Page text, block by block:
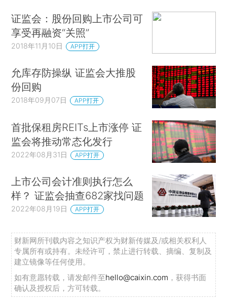
证监会：股份回购上市公司可
享受再融资“关照”
2018年11月10日 APP打开
允库存防操纵 证监会大推股
份回购
2018年09月07日 APP打开
首批保租房REITs上市涨停 证
监会将推动常态化发行
2022年08月31日 APP打开
上市公司会计准则执行怎么
样？ 证监会抽查682家找问题
2022年08月19日 APP打开
财新网所刊载内容之知识产权为财新传媒及/或相关权利人
专属所有或持有。未经许可，禁止进行转载、摘编、复制及
建立镜像等任何使用。
如有意愿转载，请发邮件至hello@caixin.com ，获得书面
确认及授权后，方可转载。